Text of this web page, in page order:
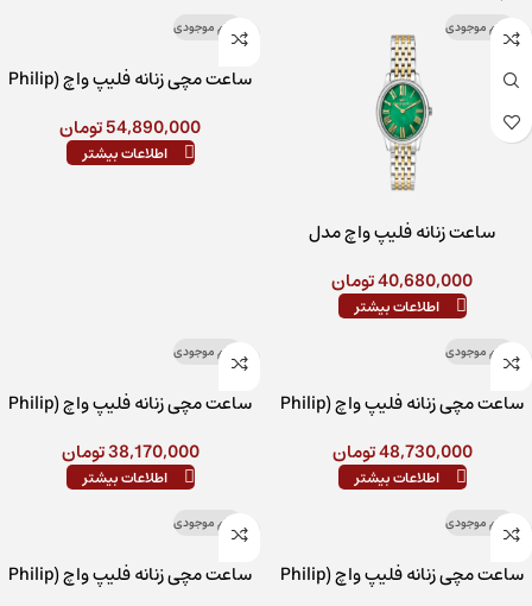
اتمام موجودی
ساعت زنانه فلیپ واچ مدل
40,680,000تومان
اطلاعات بیشتر
اتمام موجودی
ساعت مچی زنانه فلیپ واچ (Philip
54,890,000تومان
اطلاعات بیشتر
اتمام موجودی
ساعت مچی زنانه فلیپ واچ (Philip
48,730,000تومان
اطلاعات بیشتر
اتمام موجودی
ساعت مچی زنانه فلیپ واچ (Philip
38,170,000تومان
اطلاعات بیشتر
اتمام موجودی
ساعت مچی زنانه فلیپ واچ (Philip
اتمام موجودی
ساعت مچی زنانه فلیپ واچ (Philip